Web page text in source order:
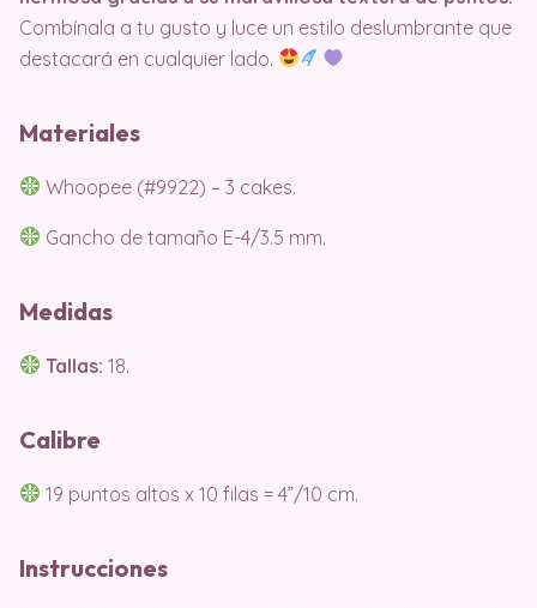
Combínala a tu gusto y luce un estilo deslumbrante que
destacará en cualquier lado.
Materiales
Whoopee (#9922) – 3 cakes.
Gancho de tamaño E-4/3.5 mm.
Medidas
Tallas: 18.
Calibre
19 puntos altos x 10 filas = 4”/10 cm.
Instrucciones